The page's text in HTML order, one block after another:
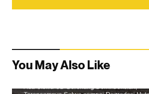
You May Also Like